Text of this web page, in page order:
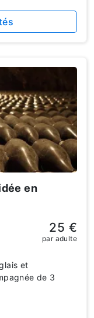
en
et
de 3
25 €
par adulte